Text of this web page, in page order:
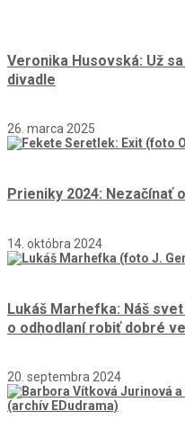
Veronika Husovská: Už
divadle
26. marca 2025
Prieniky 2024: Nezačínať
14. októbra 2024
Lukáš Marhefka: Náš
o odhodlaní robiť dobré
20. septembra 2024